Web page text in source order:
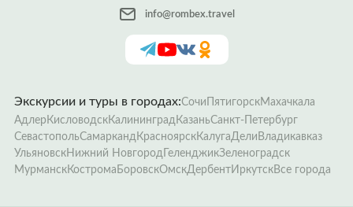
info@rombex.travel
Экскурсии и туры в городах:Сочи ПятигорскМахачкала
Адлер КисловодскКалининградКазаньСанкт-Петербург
СевастопольСамаркандКрасноярскКалугаДели Владикавказ
УльяновскНижний НовгородГеленджикЗеленоградск
МурманскКострома БоровскОмскДербентИркутскВсе города